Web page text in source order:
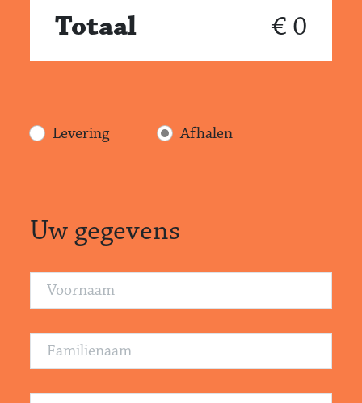
Totaal € 0
Levering Afhalen
Uw gegevens